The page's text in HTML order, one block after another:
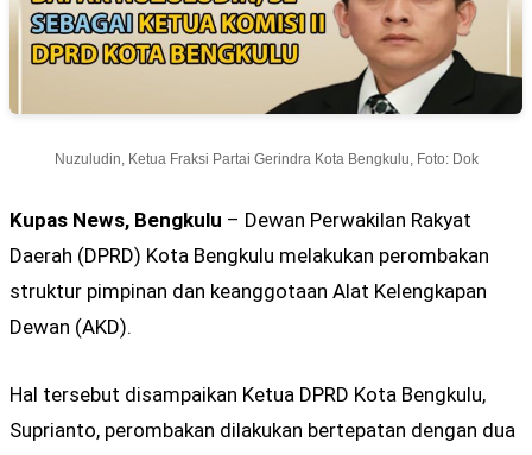
Nuzuludin, Ketua Fraksi Partai Gerindra Kota Bengkulu, Foto: Dok
Kupas News, Bengkulu – Dewan Perwakilan Rakyat
Daerah (DPRD) Kota Bengkulu melakukan perombakan
struktur pimpinan dan keanggotaan Alat Kelengkapan
Dewan (AKD).
Hal tersebut disampaikan Ketua DPRD Kota Bengkulu,
Suprianto, perombakan dilakukan bertepatan dengan dua